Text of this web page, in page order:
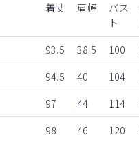
着丈 肩幅
バス
ト
93.5 38.5 100
94.5 40 104
97 44 114
98 46 120